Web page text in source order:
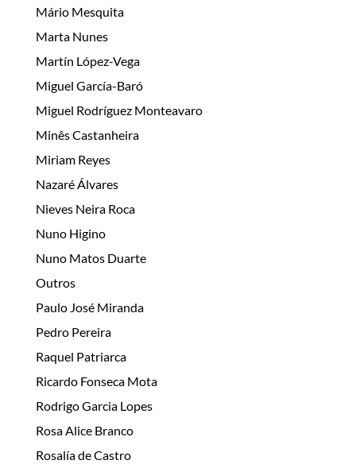
Mário Mesquita
Marta Nunes
Martín López-Vega
Miguel García-Baró
Miguel Rodríguez Monteavaro
Minês Castanheira
Miriam Reyes
Nazaré Álvares
Nieves Neira Roca
Nuno Higino
Nuno Matos Duarte
Outros
Paulo José Miranda
Pedro Pereira
Raquel Patriarca
Ricardo Fonseca Mota
Rodrigo Garcia Lopes
Rosa Alice Branco
Rosalía de Castro